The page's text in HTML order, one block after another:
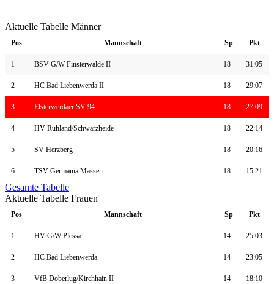
Aktuelle Tabelle Männer
Pos Mannschaft Sp Pkt
1 BSV G/W Finsterwalde II 18 31:05
2 HC Bad Liebenwerda II 18 29:07
3 Elsterwerdaer SV 94 18 27:09
4 HV Ruhland/Schwarzheide 18 22:14
5 SV Herzberg 18 20:16
6 TSV Germania Massen 18 15:21
Gesamte Tabelle
Aktuelle Tabelle Frauen
Pos Mannschaft Sp Pkt
1 HV G/W Plessa 14 25:03
2 HC Bad Liebenwerda 14 23:05
3 VfB Doberlug/Kirchhain II 14 18:10